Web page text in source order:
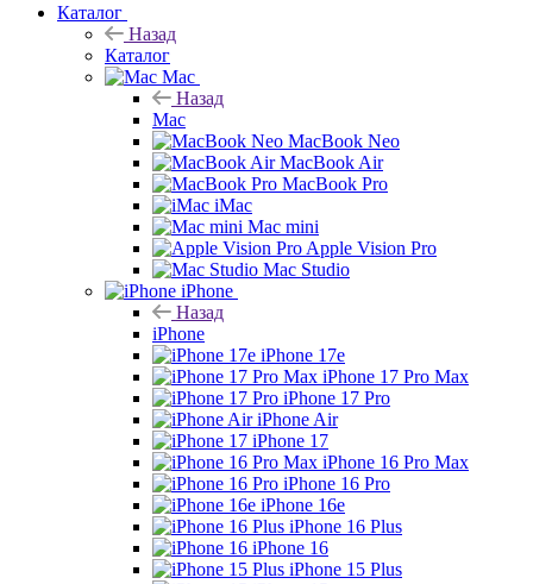
Каталог
Назад
Каталог
Mac
Назад
Mac
MacBook Neo
MacBook Air
MacBook Pro
iMac
Mac mini
Apple Vision Pro
Mac Studio
iPhone
Назад
iPhone
iPhone 17e
iPhone 17 Pro Max
iPhone 17 Pro
iPhone Air
iPhone 17
iPhone 16 Pro Max
iPhone 16 Pro
iPhone 16e
iPhone 16 Plus
iPhone 16
iPhone 15 Plus